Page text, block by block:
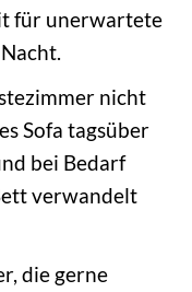
für unerwartete
nicht
Sofa tagsüber
bei Bedarf
verwandelt
die gerne